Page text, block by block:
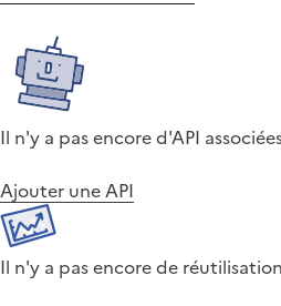
Il n'y a pas encore d'API
Ajouter une API
Il n'y a pas encore de